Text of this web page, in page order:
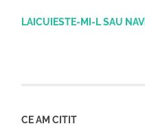
LAICUIESTE-MI-L SAU
CE AM CITIT